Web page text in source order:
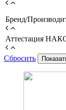
Бренд/
Аттестация
Сбросить